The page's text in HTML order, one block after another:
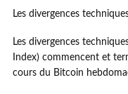
Les divergences
Les divergences
Index) commencent et
cours du Bitcoin